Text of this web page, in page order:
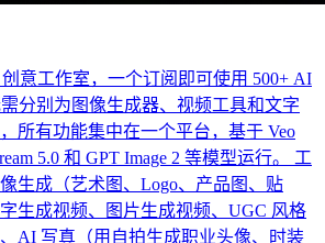
意工作室，一个订阅即可使用 500+ AI
分别为图像生成器、视频工具和文字
所有功能集中在一个平台，基于 Veo
5.0 和 GPT Image 2 等模型运行。 工
生成（艺术图、Logo、产品图、贴
生成视频、图片生成视频、UGC 风格
AI 写真（用自拍生成职业头像、时装